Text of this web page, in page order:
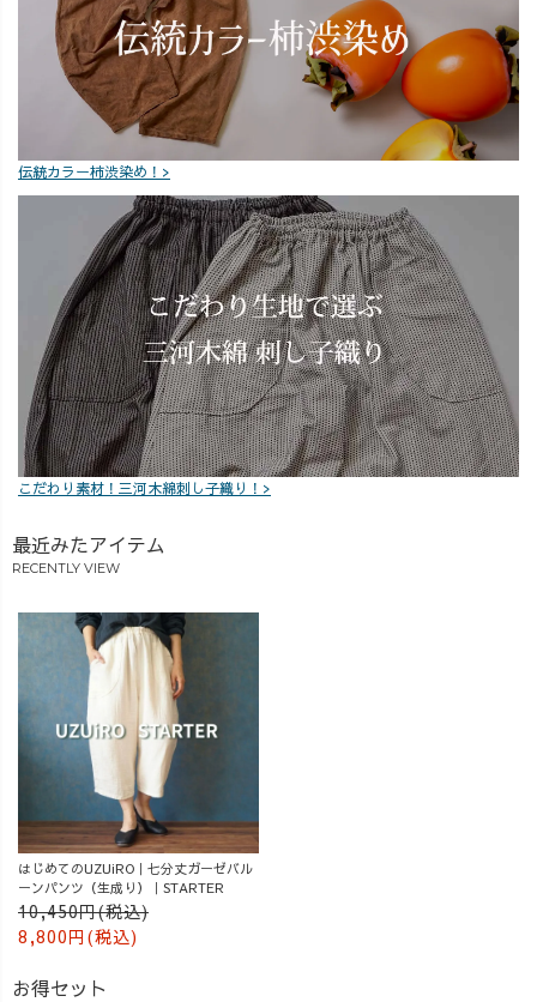
産) #夏コ
ーデ #ニットベ
ストコーデ #草
木染め #藍染 #西
尾 #再販 #ガーゼ
コーデ #アラサ
ー女子 #アラサ
ーコーデ #ワー
ママコーデ
トップスに仕上
がってますよ💪
🔥🤤 今年は
夏が長そうなの
で、ぜひ
UZUiROのガー
暑を乗り切って
みてはいかがで
しょうか？🤗✨
#uzuirocode #
夏コーデ #残暑
コーデ #妊婦コ
ーデ #体型カバ
ーコーデ #草木
染め #藍染 #柿渋
染め
伝統カラー柿渋染め！>
こだわり素材！三河木綿刺し子織り！>
最近みたアイテム
RECENTLY VIEW
はじめてのUZUiRO｜七分丈ガーゼバル
ーンパンツ（生成り）｜STARTER
10,450円(税込)
8,800円(税込)
お得セット